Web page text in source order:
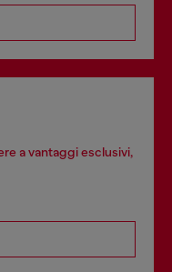
a vantaggi esclusivi,